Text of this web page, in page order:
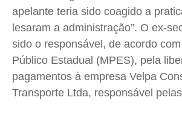
apelante teria sido coagido a
lesaram a administração”. O ex-
sido o responsável, de acordo
Público Estadual (MPES), pela
pagamentos à empresa Velpa
Transporte Ltda, responsável